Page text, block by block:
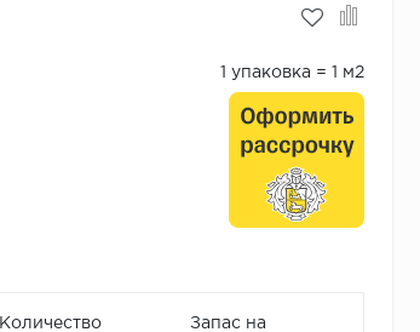
1 упаковка = 1 м2
Количество
Запас на